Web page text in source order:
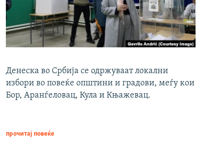
Денеска во Србија се одржуваат локални
избори во повеќе општини и градови, меѓу кои
Бор, Аранѓеловац, Кула и Књажевац.
прочитај повеќе